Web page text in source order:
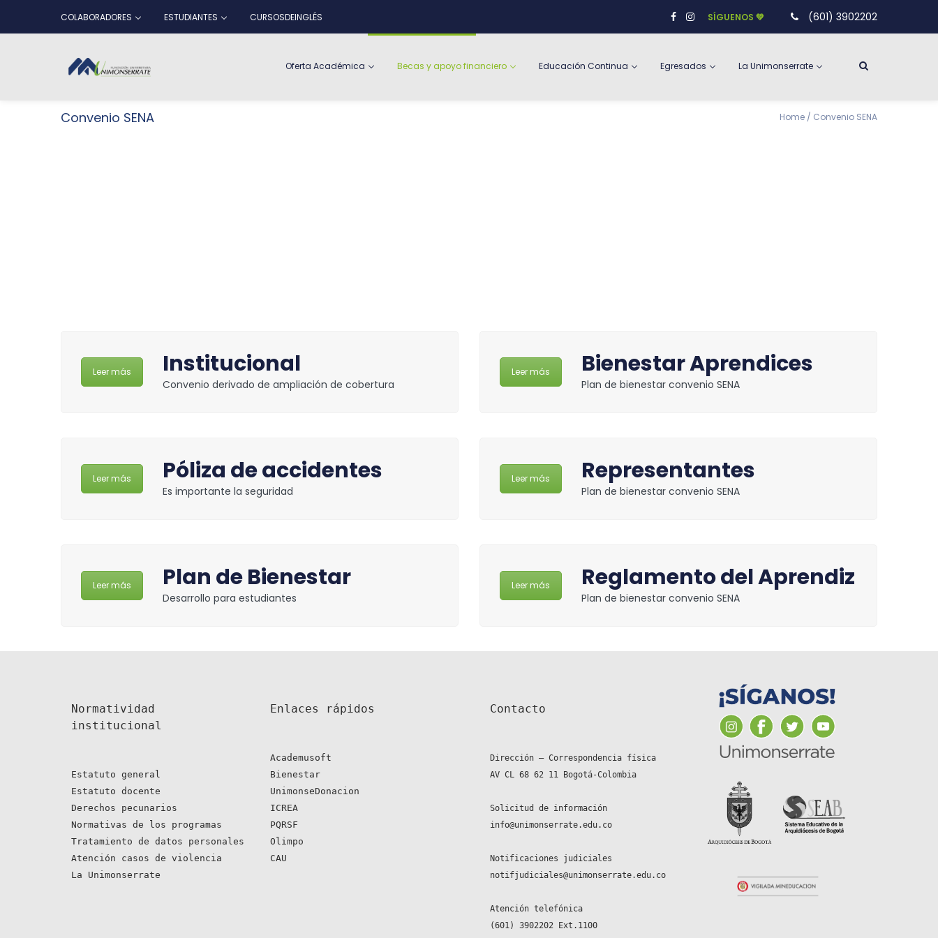
COLABORADORES ESTUDIANTES CURSOSDEINGLÉS SÍGUENOS 💚 (601) 3902202
Oferta Académica Becas y apoyo financiero Educación Continua Egresados La Unimonserrate
Convenio SENA Home / Convenio SENA
Leer más Institucional
Convenio derivado de ampliación de cobertura
Leer más Póliza de accidentes
Es importante la seguridad
Leer más Plan de Bienestar
Desarrollo para estudiantes
Leer más Bienestar Aprendices
Plan de bienestar convenio SENA
Leer más Representantes
Plan de bienestar convenio SENA
Leer más Reglamento del Aprendiz
Plan de bienestar convenio SENA
Normatividad
institucional
Estatuto general
Estatuto docente
Derechos pecunarios
Normativas de los programas
Tratamiento de datos personales
Atención casos de violencia
La Unimonserrate
Enlaces rápidos
Academusoft
Bienestar
UnimonseDonacion
ICREA
PQRSF
Olimpo
CAU
Contacto
Dirección – Correspondencia física
AV CL 68 62 11 Bogotá-Colombia
Solicitud de información
info@unimonserrate.edu.co
Notificaciones judiciales
notifjudiciales@unimonserrate.edu.co
Atención telefónica
(601) 3902202 Ext.1100